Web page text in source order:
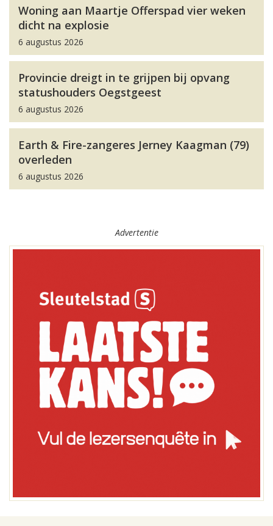
Woning aan Maartje Offerspad vier weken
dicht na explosie
6 augustus 2026
Provincie dreigt in te grijpen bij opvang
statushouders Oegstgeest
6 augustus 2026
Earth & Fire-zangeres Jerney Kaagman (79)
overleden
6 augustus 2026
Advertentie